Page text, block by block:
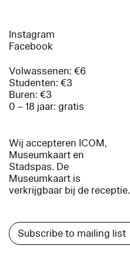
Instagram
Facebook
Volwassenen: €6
Studenten: €3
Buren: €3
0 – 18 jaar: gratis
Wij accepteren ICOM,
Museumkaart en
Stadspas. De
Museumkaart is
verkrijgbaar bij de receptie.